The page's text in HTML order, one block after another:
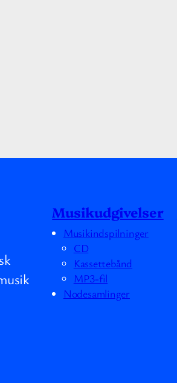
Musikudgivelser
Musikindspilninger
CD
Kassettebånd
MP3-fil
Nodesamlinger